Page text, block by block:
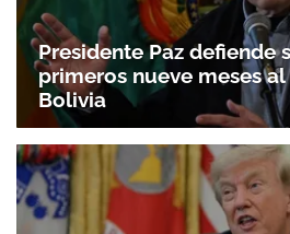
Presidente Paz defiende
primeros nueve meses
Bolivia